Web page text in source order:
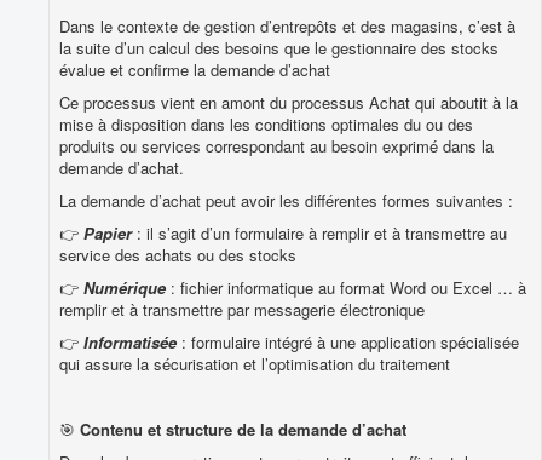
Dans le contexte de gestion d’entrepôts et des magasins, c’est à
la suite d’un calcul des besoins que le gestionnaire des stocks
évalue et confirme la demande d’achat
Ce processus vient en amont du processus Achat qui aboutit à la
mise à disposition dans les conditions optimales du ou des
produits ou services correspondant au besoin exprimé dans la
demande d’achat.
La demande d’achat peut avoir les différentes formes suivantes :
👉 Papier: il s’agit d’un formulaire à remplir et à transmettre au
service des achats ou des stocks
👉 Numérique : fichier informatique au format Word ou Excel … à
remplir et à transmettre par messagerie électronique
👉 Informatisée : formulaire intégré à une application spécialisée
qui assure la sécurisation et l’optimisation du traitement
🎯 Contenu et structure de la demande d’achat